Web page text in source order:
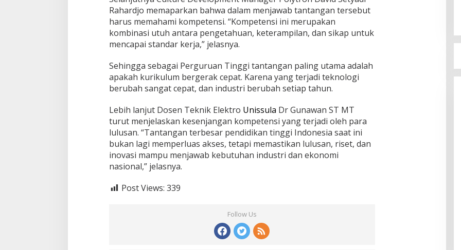
Rahardjo memaparkan bahwa dalam menjawab tantangan tersebut
harus memahami kompetensi. “Kompetensi ini merupakan
kombinasi utuh antara pengetahuan, keterampilan, dan sikap untuk
mencapai standar kerja,” jelasnya.
Sehingga sebagai Perguruan Tinggi tantangan paling utama adalah
apakah kurikulum bergerak cepat. Karena yang terjadi teknologi
berubah sangat cepat, dan industri berubah setiap tahun.
Lebih lanjut Dosen Teknik Elektro Unissula Dr Gunawan ST MT
turut menjelaskan kesenjangan kompetensi yang terjadi oleh para
lulusan. “Tantangan terbesar pendidikan tinggi Indonesia saat ini
bukan lagi memperluas akses, tetapi memastikan lulusan, riset, dan
inovasi mampu menjawab kebutuhan industri dan ekonomi
nasional,” jelasnya.
Post Views: 339
Follow Us